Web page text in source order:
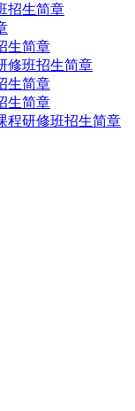
招生简章
生简章
修班招生简章
生简章
生简章
程研修班招生简章